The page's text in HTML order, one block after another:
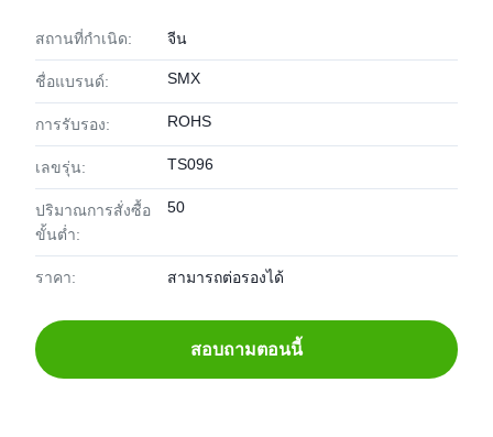
สถานที่กำเนิด: จีน
ชื่อแบรนด์: SMX
การรับรอง: ROHS
เลขรุ่น: TS096
ปริมาณการสั่งซื้อ
ขั้นต่ำ:
50
ราคา: สามารถต่อรองได้
สอบถามตอนนี้